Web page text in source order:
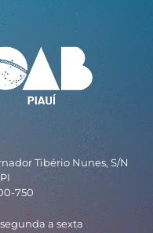
Tibério Nunes, S/N
750
a sexta